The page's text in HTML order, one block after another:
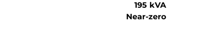
195 kVA
Near-zero